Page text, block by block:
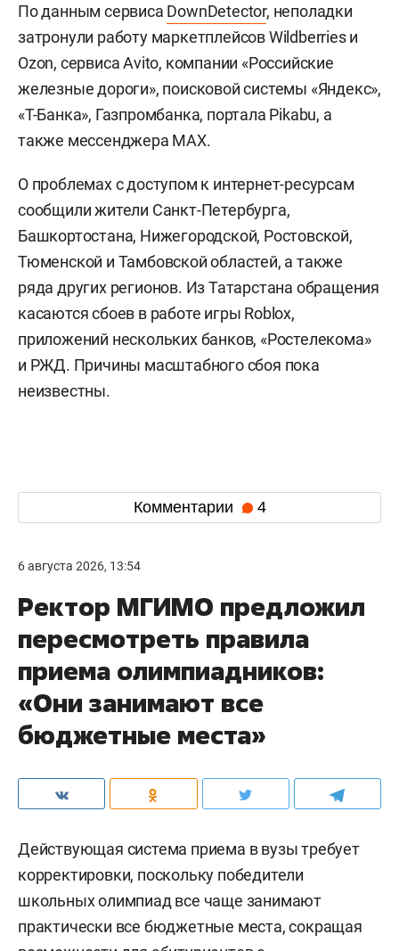
По данным сервиса DownDetector, неполадки
затронули работу маркетплейсов Wildberries и
Ozon, сервиса Avito, компании «Российские
железные дороги», поисковой системы «Яндекс»,
«Т-Банка», Газпромбанка, портала Pikabu, а
также мессенджера MAX.
О проблемах с доступом к интернет-ресурсам
сообщили жители Санкт-Петербурга,
Башкортостана, Нижегородской, Ростовской,
Тюменской и Тамбовской областей, а также
ряда других регионов. Из Татарстана обращения
касаются сбоев в работе игры Roblox,
приложений нескольких банков, «Ростелекома»
и РЖД. Причины масштабного сбоя пока
неизвестны.
Комментарии 4
6 августа 2026, 13:54
Ректор МГИМО предложил
пересмотреть правила
приема олимпиадников:
«Они занимают все
бюджетные места»
Действующая система приема в вузы требует
корректировки, поскольку победители
школьных олимпиад все чаще занимают
практически все бюджетные места, сокращая